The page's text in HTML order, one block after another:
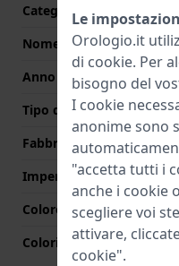
Categoria
Nome
Anno
Tipo di display
Fabbricato in Svizzera
Impermeabilità
Colore quadrante
Colori lancette (h,m,s)
Le
Orologio.it
di cookie. Per
bisogno del
I cookie
anonime sono
"accetta tutti i
anche i cookie
scegliere voi
attivare,
cookie".